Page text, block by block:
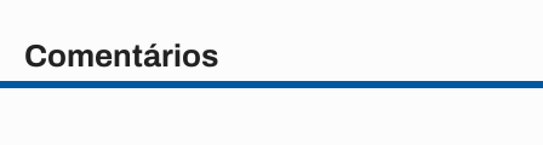
Comentários